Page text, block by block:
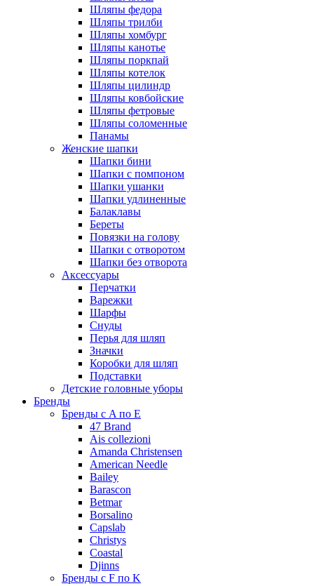
Шляпы федора
Шляпы трилби
Шляпы хомбург
Шляпы канотье
Шляпы поркпай
Шляпы котелок
Шляпы цилиндр
Шляпы ковбойские
Шляпы фетровые
Шляпы соломенные
Панамы
Женские шапки
Шапки бини
Шапки с помпоном
Шапки ушанки
Шапки удлиненные
Балаклавы
Береты
Повязки на голову
Шапки с отворотом
Шапки без отворота
Аксессуары
Перчатки
Варежки
Шарфы
Снуды
Перья для шляп
Значки
Коробки для шляп
Подставки
Детские головные уборы
Бренды
Бренды с A по E
47 Brand
Ais collezioni
Amanda Christensen
American Needle
Bailey
Barascon
Betmar
Borsalino
Capslab
Christys
Coastal
Djinns
Бренды с F по K